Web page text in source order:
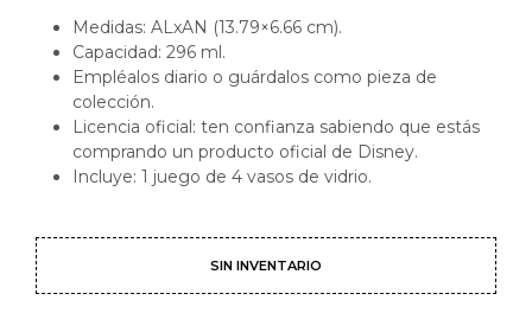
Medidas: ALxAN (13.79×6.66 cm).
Capacidad: 296 ml.
Empléalos diario o guárdalos como pieza de
colección.
Licencia oficial: ten confianza sabiendo que estás
comprando un producto oficial de Disney.
Incluye: 1 juego de 4 vasos de vidrio.
SIN INVENTARIO